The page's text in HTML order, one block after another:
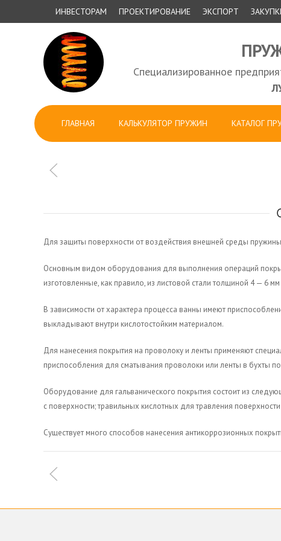
ИНВЕСТОРАМ ПРОЕКТИРОВАНИЕ ЭКСПОРТ
Специализированное
ГЛАВНАЯ КАЛЬКУЛЯТОР ПРУЖИН КАТАЛОГ
Для защиты поверхности от воздействия внешней среды
Основным видом оборудования для выполнения операций
изготовленные, как правило, из листовой стали толщиной 4 — 6
В зависимости от характера процесса ванны имеют
выкладывают внутри кислотостойким материалом.
Для нанесения покрытия на проволоку и ленты применяют
приспособления для сматывания проволоки или ленты в бухты
Оборудование для гальванического покрытия состоит из
с поверхности; травильных кислотных для травления
Существует много способов нанесения антикоррозионных